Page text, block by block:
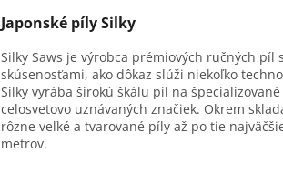
Japonské píly Silky
Silky Saws je výrobca prémiových ručných píl
skúsenosťami, ako dôkaz slúži niekoľko
Silky vyrába širokú škálu píl na
celosvetovo uznávaných značiek. Okrem
rôzne veľké a tvarované píly až po tie
metrov.